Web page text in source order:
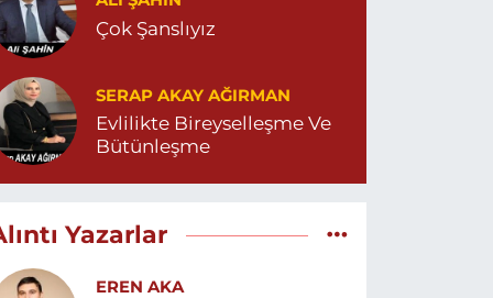
Çok Şanslıyız
SERAP AKAY AĞIRMAN
Evlilikte Bireyselleşme Ve
Bütünleşme
Yazarlar
EREN AKA